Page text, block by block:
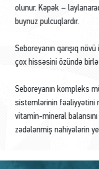
olunur. Kəpək –
buynuz pulcuqlardır.
Seboreyanın qarışıq
çox hissəsini özündə
Seboreyanın kompleks
sistemlərinin fəaliyyətini
vitamin-mineral
zədələnmiş nahiyələrin